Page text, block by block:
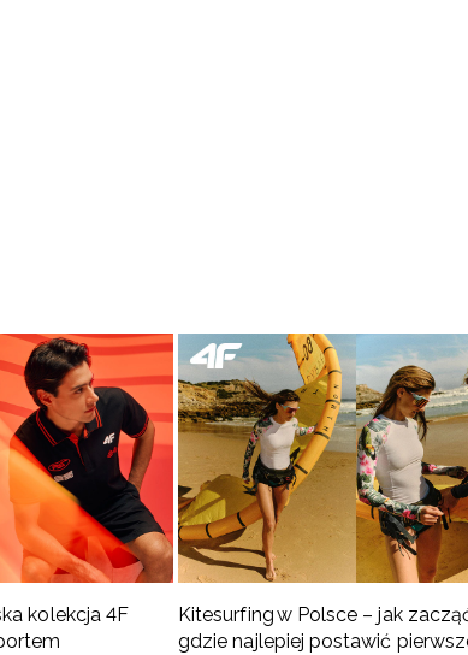
kolekcja 4F
Kitesurfing w Polsce – jak
gdzie najlepiej postawić